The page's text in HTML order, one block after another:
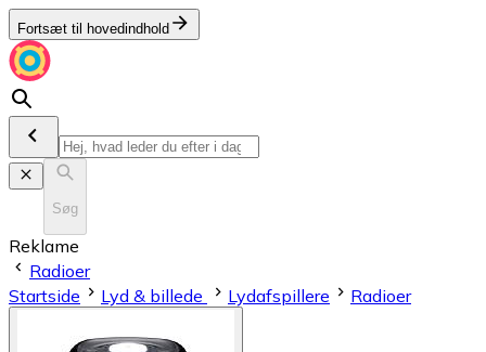
Fortsæt til hovedindhold
Søg
Reklame
Radioer
Startside
Lyd & billede Lydafspillere Radioer